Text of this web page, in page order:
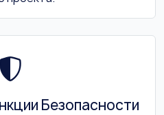
Безопасности